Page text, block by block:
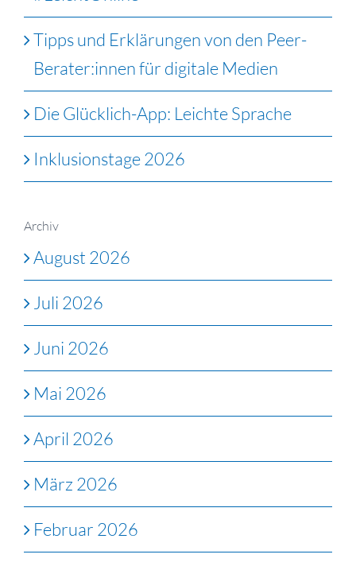
Tipps und Erklärungen von den Peer-
Berater:innen für digitale Medien
Die Glücklich-App: Leichte Sprache
Inklusionstage 2026
Archiv
August 2026
Juli 2026
Juni 2026
Mai 2026
April 2026
März 2026
Februar 2026